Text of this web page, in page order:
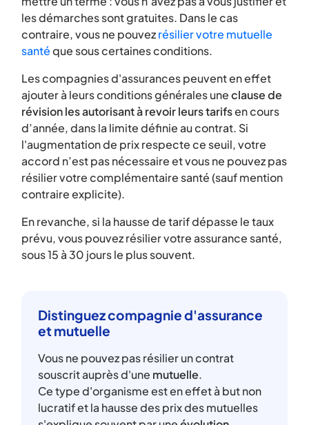
les démarches sont gratuites. Dans le cas
contraire, vous ne pouvezrésilier votre mutuelle
santéque sous certaines conditions.
Les compagnies d'assurances peuvent en effet
ajouter à leurs conditions générales uneclause de
révision les autorisant à revoir leurs tarifsen cours
d’année, dans la limite définie au contrat. Si
l'augmentation de prix respecte ce seuil, votre
accord n’est pas nécessaire et vous ne pouvez pas
résilier votre complémentaire santé (sauf mention
contraire explicite).
En revanche, si la hausse de tarif dépasse le taux
prévu, vous pouvez résilier votre assurance santé,
sous 15 à 30 jours le plus souvent.
Distinguez compagnie d'assurance
et mutuelle
Vous ne pouvez pas résilier un contrat
souscrit auprès d'une mutuelle.
Ce type d'organisme est en effet à but non
lucratif et la hausse des prix des mutuelles